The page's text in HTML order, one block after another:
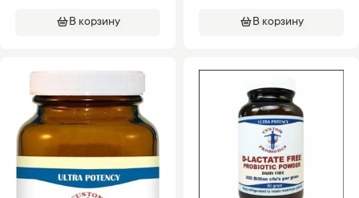
В корзину В корзину